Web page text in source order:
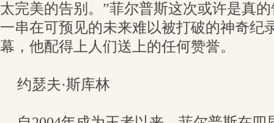
太完美的告别。”菲尔普斯这次或许是真
一串在可预见的未来难以被打破的神奇纪
幕，他配得上人们送上的任何赞誉。
约瑟夫·斯库林